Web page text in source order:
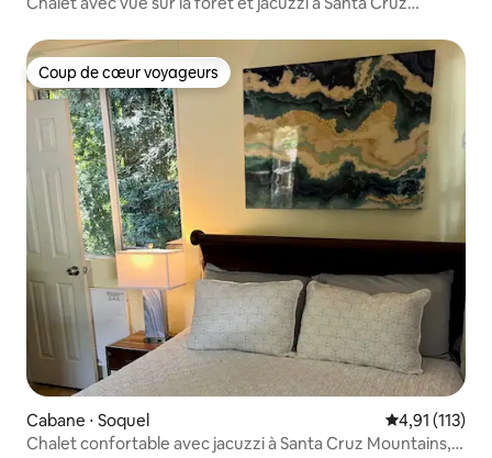
Coup de cœur voyageurs
Coup de cœur voyageurs
Cabane ⋅ Soquel Évaluation
4,91 (113)
Chalet confortable avec jacuzzi à Santa Cruz Mountains,